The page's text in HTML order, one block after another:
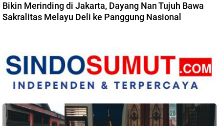
Bikin Merinding di Jakarta, Dayang Nan Tujuh Bawa
Sakralitas Melayu Deli ke Panggung Nasional